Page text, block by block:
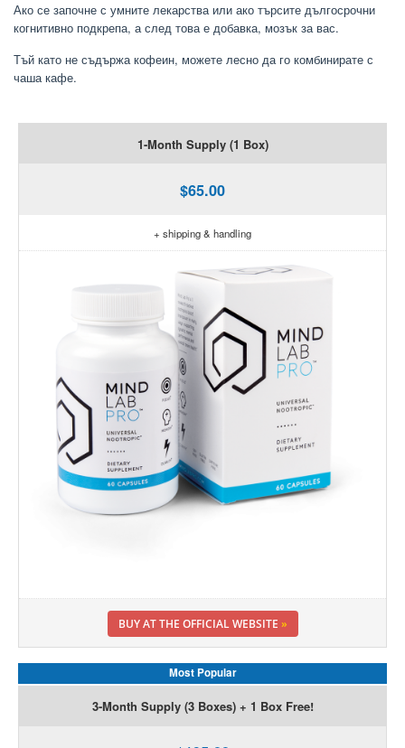
Ако се започне с умните лекарства или ако търсите дългосрочни
когнитивно подкрепа, а след това е добавка, мозък за вас.
Тъй като не съдържа кофеин, можете лесно да го комбинирате с
чаша кафе.
1-Month Supply (1 Box)
$65.00
+ shipping & handling
BUY AT THE OFFICIAL WEBSITE »
Most Popular
3-Month Supply (3 Boxes) + 1 Box Free!